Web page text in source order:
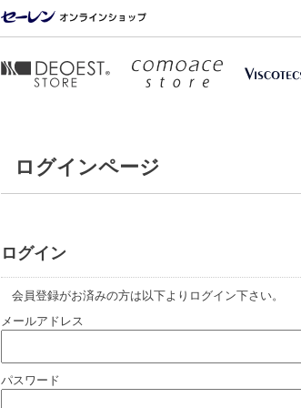
ログインページ
ログイン
会員登録がお済みの方は以下よりログイン下さい。
メールアドレス
パスワード